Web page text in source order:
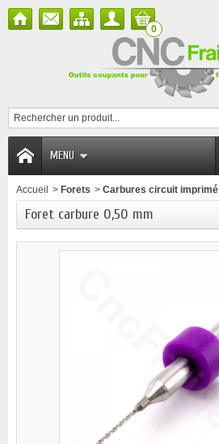
0
MENU
Accueil > Forets > Carbures circuit imprimé
Foret carbure 0,50 mm